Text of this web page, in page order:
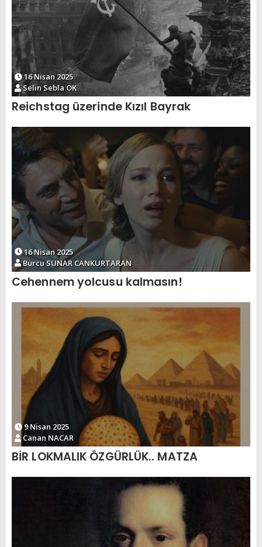
16 Nisan 2025
Selin Sebla OK
Reichstag üzerinde Kızıl Bayrak
16 Nisan 2025
Burcu SUNAR CANKURTARAN
Cehennem yolcusu kalmasın!
9 Nisan 2025
Canan NACAR
BİR LOKMALIK ÖZGÜRLÜK.. MATZA